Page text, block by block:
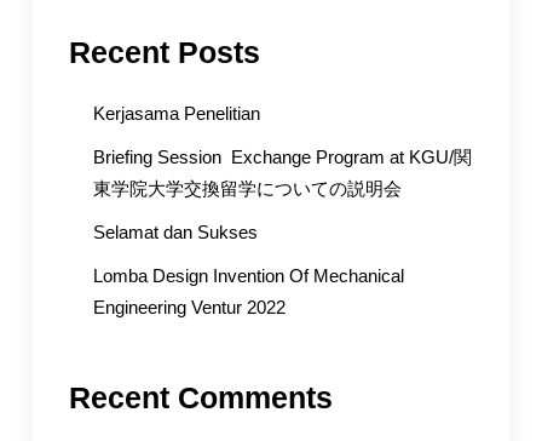
Recent Posts
Kerjasama Penelitian
Briefing Session Exchange Program at KGU/関
東学院大学交換留学についての説明会
Selamat dan Sukses
Lomba Design Invention Of Mechanical
Engineering Ventur 2022
Recent Comments